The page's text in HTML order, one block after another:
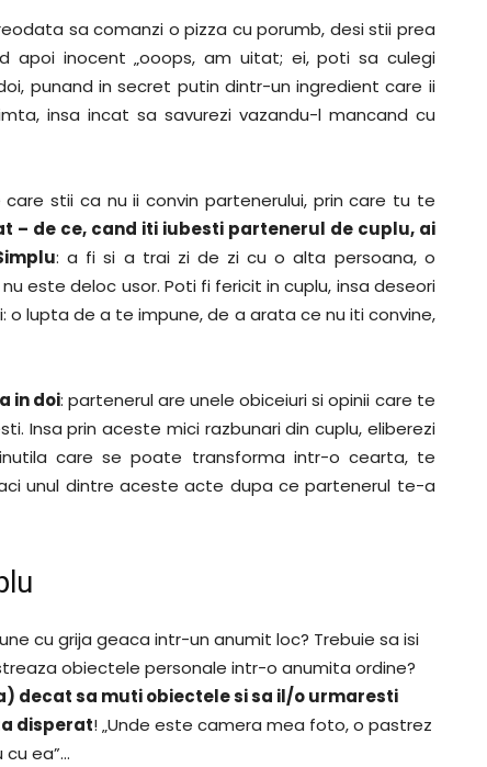
sa comanzi o pizza cu porumb, desi stii prea
apoi inocent „ooops, am uitat; ei, poti sa culegi
punand in secret putin dintr-un ingredient care ii
insa incat sa savurezi vazandu-l mancand cu
stii ca nu ii convin partenerului, prin care tu te
– de ce, cand iti iubesti partenerul de cuplu, ai
: a fi si a trai zi de zi cu o alta persoana, o
este deloc usor. Poti fi fericit in cuplu, insa deseori
lupta de a te impune, de a arata ce nu iti convine,
in doi: partenerul are unele obiceiuri si opinii care te
Insa prin aceste mici razbunari din cuplu, eliberezi
care se poate transforma intr-o cearta, te
unul dintre aceste acte dupa ce partenerul te-a
cu grija geaca intr-un anumit loc? Trebuie sa isi
obiectele personale intr-o anumita ordine?
decat sa muti obiectele si sa il/o urmaresti
disperat! „Unde este camera mea foto, o pastrez
cu ea”…